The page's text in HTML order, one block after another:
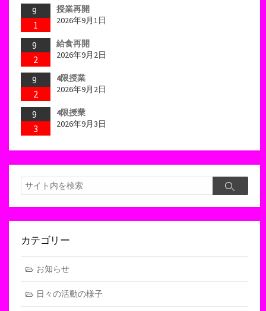
9
1
授業再開
2026年9月1日
9
2
給食再開
2026年9月2日
9
2
4限授業
2026年9月2日
9
3
4限授業
2026年9月3日
検
索
検
カテゴリー
お知らせ
日々の活動の様子